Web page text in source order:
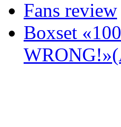
Fans review
Boxset